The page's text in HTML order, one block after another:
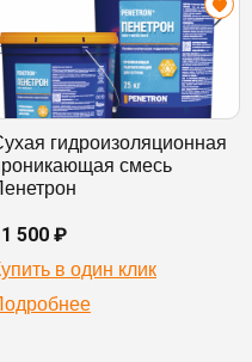
гидроизоляционная
смесь
500 ₽
в один клик